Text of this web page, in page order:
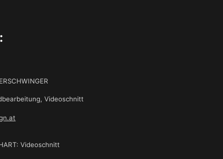
Videoschnitt
Videoschnitt